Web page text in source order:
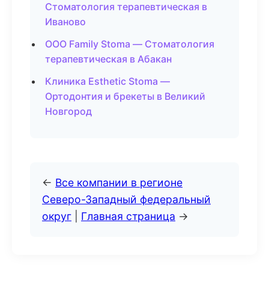
Стоматология терапевтическая в
Иваново
ООО Family Stoma — Стоматология
терапевтическая в Абакан
Клиника Esthetic Stoma —
Ортодонтия и брекеты в Великий
Новгород
← Все компании в регионе
Северо-Западный федеральный
округ
Главная страница →